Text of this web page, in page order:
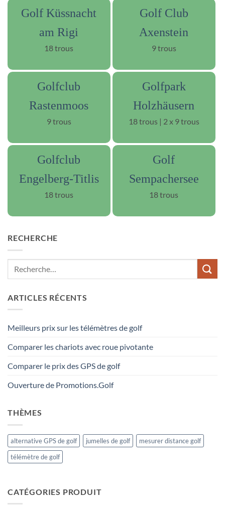
Golf Küssnacht
am Rigi
18 trous
Golf Club
Axenstein
9 trous
Golfclub
Rastenmoos
9 trous
Golfpark
Holzhäusern
18 trous | 2 x 9 trous
Golfclub
Engelberg-Titlis
18 trous
Golf
Sempachersee
18 trous
RECHERCHE
ARTICLES RÉCENTS
Meilleurs prix sur les télémètres de golf
Comparer les chariots avec roue pivotante
Comparer le prix des GPS de golf
Ouverture de Promotions.Golf
THÈMES
alternative GPS de golf jumelles de golf
mesurer distance golf
télémètre de golf
CATÉGORIES PRODUIT